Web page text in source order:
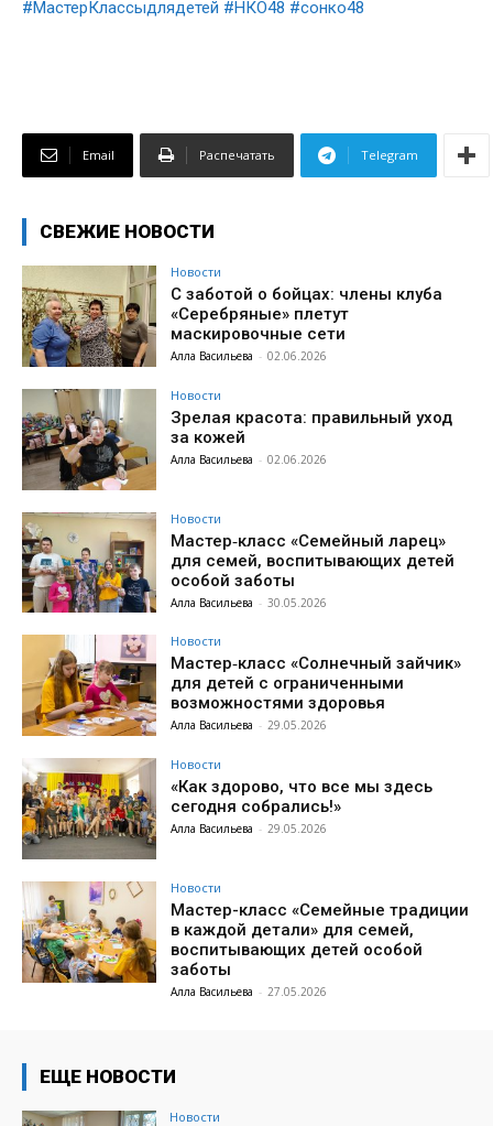
#МастерКлассыдлядетей #НКО48 #сонко48
Email Распечатать Telegram
СВЕЖИЕ НОВОСТИ
Новости
С заботой о бойцах: члены клуба
«Серебряные» плетут
маскировочные сети
Алла Васильева - 02.06.2026
Новости
Зрелая красота: правильный уход
за кожей
Алла Васильева - 02.06.2026
Новости
Мастер‑класс «Семейный ларец»
для семей, воспитывающих детей
особой заботы
Алла Васильева - 30.05.2026
Новости
Мастер‑класс «Солнечный зайчик»
для детей с ограниченными
возможностями здоровья
Алла Васильева - 29.05.2026
Новости
«Как здорово, что все мы здесь
сегодня собрались!»
Алла Васильева - 29.05.2026
Новости
Мастер-класс «Семейные традиции
в каждой детали» для семей,
воспитывающих детей особой
заботы
Алла Васильева - 27.05.2026
ЕЩЕ НОВОСТИ
Новости